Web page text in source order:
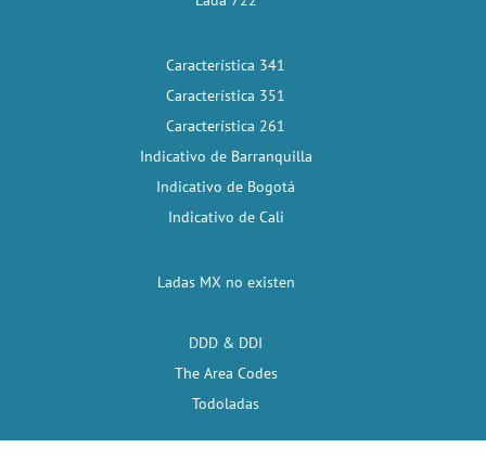
Característica 341
Característica 351
Característica 261
Indicativo de Barranquilla
Indicativo de Bogotá
Indicativo de Cali
Ladas MX no existen
DDD & DDI
The Area Codes
Todoladas